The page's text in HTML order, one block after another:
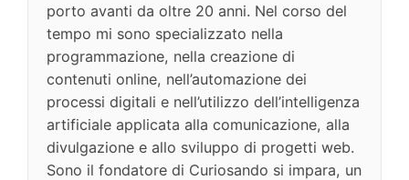
porto avanti da oltre 20 anni. Nel corso del
tempo mi sono specializzato nella
programmazione, nella creazione di
contenuti online, nell’automazione dei
processi digitali e nell’utilizzo dell’intelligenza
artificiale applicata alla comunicazione, alla
divulgazione e allo sviluppo di progetti web.
Sono il fondatore di Curiosando si impara, un